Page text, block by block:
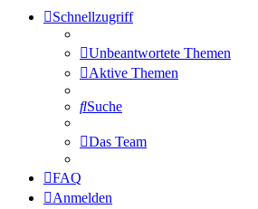
Schnellzugriff
Unbeantwortete Themen
Aktive Themen
Suche
Das Team
FAQ
Anmelden